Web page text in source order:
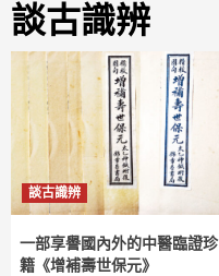
談古識辨
談古識辨
一部享譽國內外的中醫臨證珍
籍《增補壽世保元》